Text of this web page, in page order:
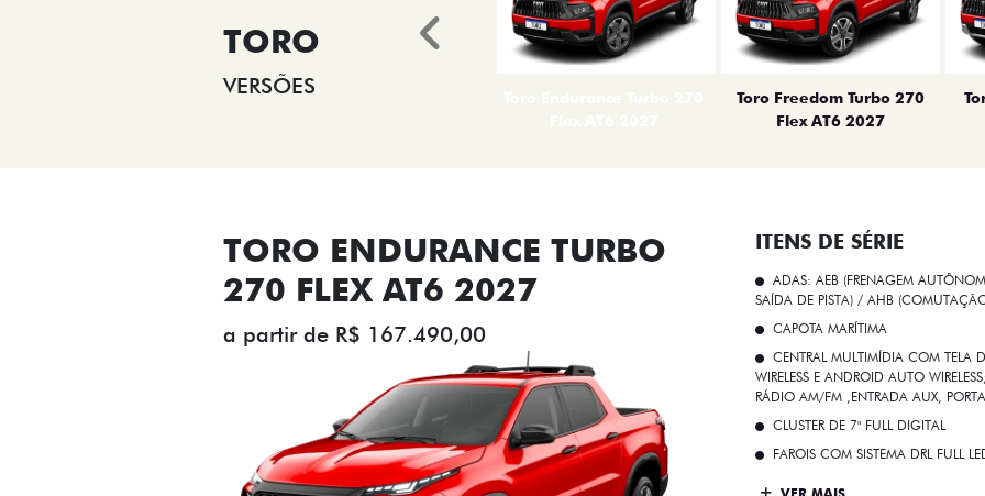
TORO
VERSÕES
Toro Freedom Turbo 270
Flex AT6 2027
Anterior
TORO ENDURANCE TURBO
270 FLEX AT6 2027
a partir de R$ 167.490,00
ITENS DE SÉRIE
ADAS: AEB (FRENAGEM
SAÍDA DE PISTA) / AHB
CAPOTA MARÍTIMA
CENTRAL MULTIMÍDIA COM TELA
WIRELESS E ANDROID AUTO
RÁDIO AM/FM ,ENTRADA AUX,
CLUSTER DE 7" FULL DIGITAL
FAROIS COM SISTEMA DRL FULL